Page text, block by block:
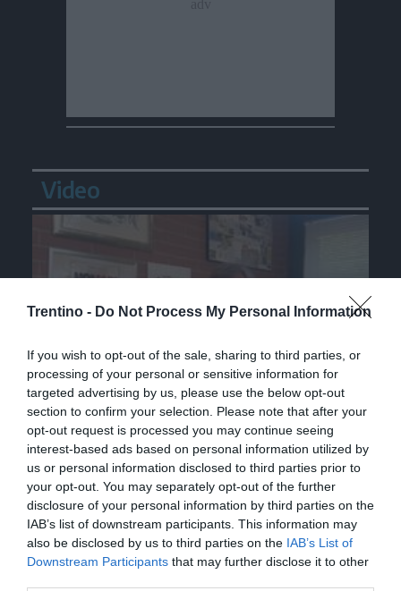
Trentino - Do Not Process My Personal Information
If you wish to opt-out of the sale, sharing to third parties, or
processing of your personal or sensitive information for
targeted advertising by us, please use the below opt-out
section to confirm your selection. Please note that after your
opt-out request is processed you may continue seeing
interest-based ads based on personal information utilized by
us or personal information disclosed to third parties prior to
your opt-out. You may separately opt-out of the further
disclosure of your personal information by third parties on the
IAB’s list of downstream participants. This information may
also be disclosed by us to third parties on the IAB’s List of
Downstream Participants that may further disclose it to other
Video
Beppe Carletti: «Guccini è stato un
Nomade»